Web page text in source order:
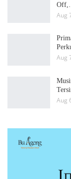
Aug
Aug
Aug